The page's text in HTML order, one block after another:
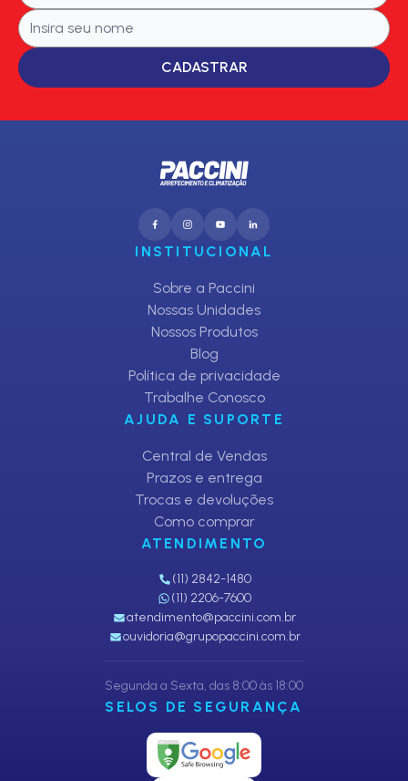
CADASTRAR
INSTITUCIONAL
Sobre a Paccini
Nossas Unidades
Nossos Produtos
Blog
Política de privacidade
Trabalhe Conosco
AJUDA E SUPORTE
Central de Vendas
Prazos e entrega
Trocas e devoluções
Como comprar
ATENDIMENTO
(11) 2842-1480
(11) 2206-7600
atendimento@paccini.com.br
ouvidoria@grupopaccini.com.br
Segunda a Sexta, das 8:00 às 18:00
SELOS DE SEGURANÇA